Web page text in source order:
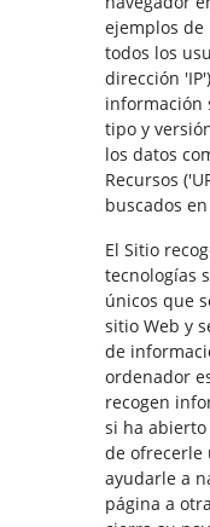
ejemplos de
todos los
dirección
información
tipo y
los datos
Recursos
buscados
El Sitio
tecnologías
únicos que
sitio Web y
de
ordenador
recogen
si ha
de ofrecerle
ayudarle a
página a